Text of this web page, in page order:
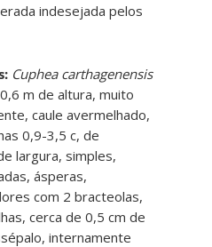
indesejada pelos
Cuphea carthagenensis
m de altura, muito
caule avermelhado,
0,9-3,5 c, de
largura, simples,
ásperas,
com 2 bracteolas,
cerca de 0,5 cm de
internamente